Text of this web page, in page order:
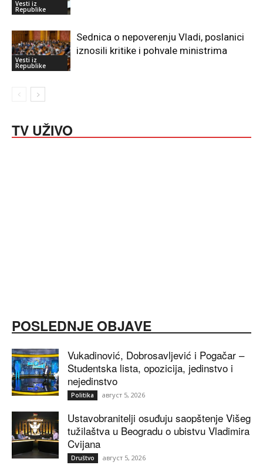
Vesti iz
Republike
Vesti iz
Republike
Sednica o nepoverenju Vladi, poslanici
iznosili kritike i pohvale ministrima
TV UŽIVO
POSLEDNJE OBJAVE
Vukadinović, Dobrosavljević i Pogačar –
Studentska lista, opozicija, jedinstvo i
nejedinstvo
Politika август 5, 2026
Ustavobranitelji osuđuju saopštenje Višeg
tužilaštva u Beogradu o ubistvu Vladimira
Cvijana
Društvo август 5, 2026